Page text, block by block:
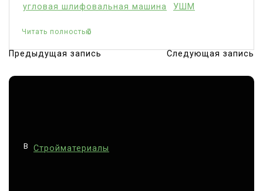
угловая шлифовальная машина
УШМ
Читать полностью
Н
а
Предыдущая запись Следующая запись
В Стройматериалы